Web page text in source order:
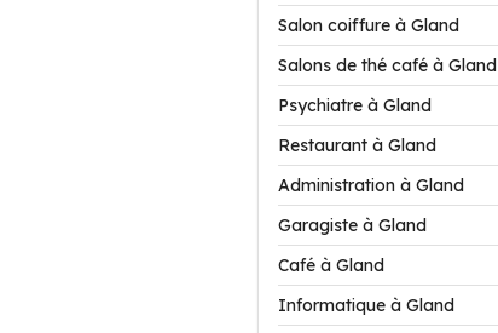
Salon coiffure à Gland
Salons de thé café à Gland
Psychiatre à Gland
Restaurant à Gland
Administration à Gland
Garagiste à Gland
Café à Gland
Informatique à Gland